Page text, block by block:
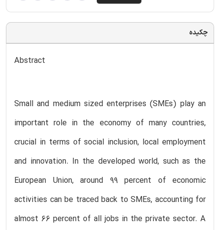
چکیده
Abstract
Small and medium sized enterprises (SMEs) play an
important role in the economy of many countries,
crucial in terms of social inclusion, local employment
and innovation. In the developed world, such as the
European Union, around 99 percent of economic
activities can be traced back to SMEs, accounting for
almost 66 percent of all jobs in the private sector. A